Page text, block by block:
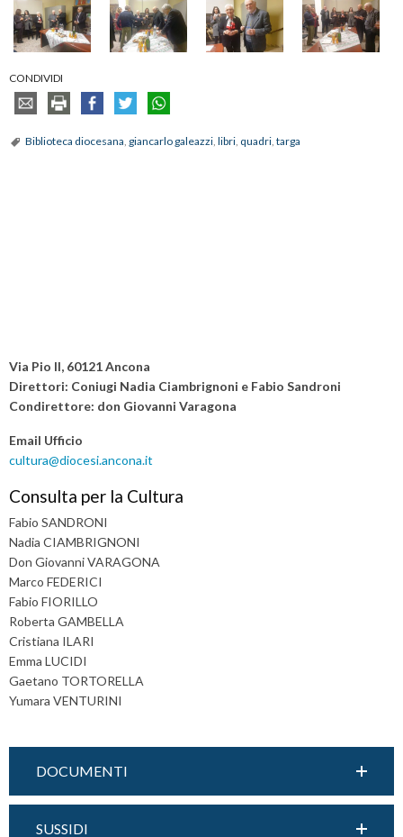
CONDIVIDI
Biblioteca diocesana, giancarlo galeazzi, libri, quadri, targa
Via Pio II, 60121 Ancona
Direttori: Coniugi Nadia Ciambrignoni e Fabio Sandroni
Condirettore: don Giovanni Varagona
Email Ufficio
cultura@diocesi.ancona.it
Consulta per la Cultura
Fabio SANDRONI
Nadia CIAMBRIGNONI
Don Giovanni VARAGONA
Marco FEDERICI
Fabio FIORILLO
Roberta GAMBELLA
Cristiana ILARI
Emma LUCIDI
Gaetano TORTORELLA
Yumara VENTURINI
DOCUMENTI
SUSSIDI